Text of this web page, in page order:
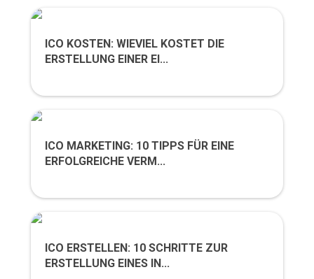
ICO KOSTEN: WIEVIEL KOSTET DIE
ERSTELLUNG EINER EI...
ICO MARKETING: 10 TIPPS FÜR EINE
ERFOLGREICHE VERM...
ICO ERSTELLEN: 10 SCHRITTE ZUR
ERSTELLUNG EINES IN...